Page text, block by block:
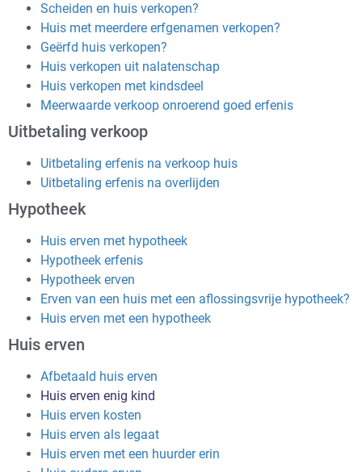
Scheiden en huis verkopen?
Huis met meerdere erfgenamen verkopen?
Geërfd huis verkopen?
Huis verkopen uit nalatenschap
Huis verkopen met kindsdeel
Meerwaarde verkoop onroerend goed erfenis
Uitbetaling verkoop
Uitbetaling erfenis na verkoop huis
Uitbetaling erfenis na overlijden
Hypotheek
Huis erven met hypotheek
Hypotheek erfenis
Hypotheek erven
Erven van een huis met een aflossingsvrije hypotheek?
Huis erven met een hypotheek
Huis erven
Afbetaald huis erven
Huis erven enig kind
Huis erven kosten
Huis erven als legaat
Huis erven met een huurder erin